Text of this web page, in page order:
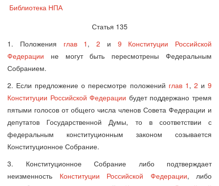
Библиотека НПА
Статья 135
1. Положения глав 1 , 2 и 9 Конституции Российской
Федерации не могут быть пересмотрены Федеральным
Собранием.
2. Если предложение о пересмотре положений глав 1 , 2 и9
Конституции Российской Федерации будет поддержано тремя
пятыми голосов от общего числа членов Совета Федерации и
депутатов Государственной Думы, то в соответствии с
федеральным конституционным законом созывается
Конституционное Собрание.
3. Конституционное Собрание либо подтверждает
неизменность Конституции Российской Федерации, либо